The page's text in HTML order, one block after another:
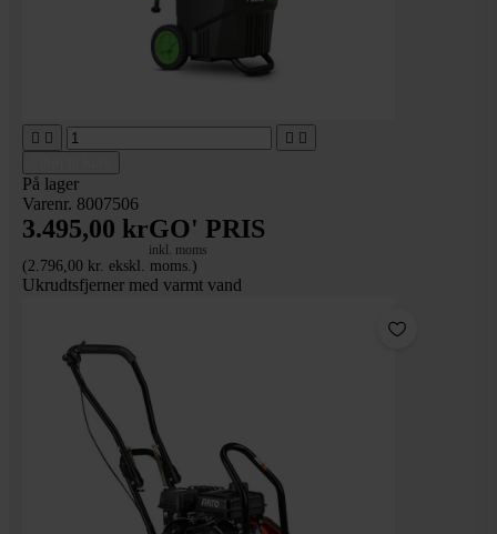
   
På lager
Varenr. 8007506
3.495,00 krGO' PRIS
inkl. moms
(2.796,00 kr. ekskl. moms.)
Ukrudtsfjerner med varmt vand